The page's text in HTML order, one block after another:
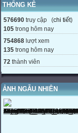
THỐNG KÊ
576690 truy cập (chi tiết)
105 trong hôm nay
754868 lượt xem
135 trong hôm nay
72 thành viên
ẢNH NGẪU NHIÊN